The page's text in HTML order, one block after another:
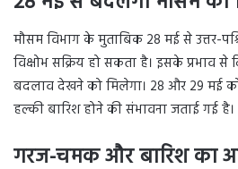
मौसम विभाग के मुताबिक 28 मई से उत्तर-
विक्षोभ सक्रिय हो सकता है। इसके प्रभाव
बदलाव देखने को मिलेगा। 28 और 29 मई
हल्की बारिश होने की संभावना जताई गई है।
गरज-चमक और बारिश का